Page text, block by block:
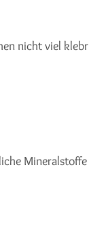
nicht viel